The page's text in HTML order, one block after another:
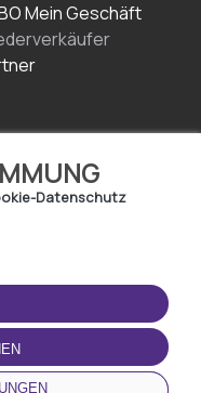
Datenschutz
Mein Geschäft
SIE DIE APP